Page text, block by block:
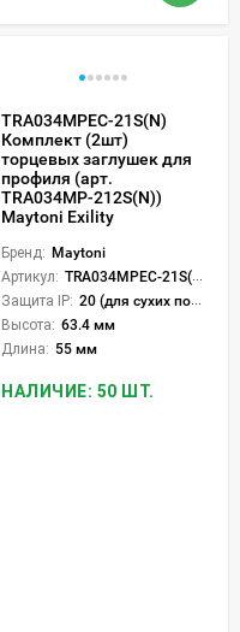
TRA034MPEC-21S(N)
Комплект (2шт)
торцевых заглушек для
профиля (арт.
TRA034MP-212S(N))
Maytoni Exility
Бренд: Maytoni
Артикул: TRA034MPEC-21S(N)
Защита IP: 20 (для сухих пом.)
Высота: 63.4 мм
Длина: 55 мм
НАЛИЧИЕ: 50 ШТ.